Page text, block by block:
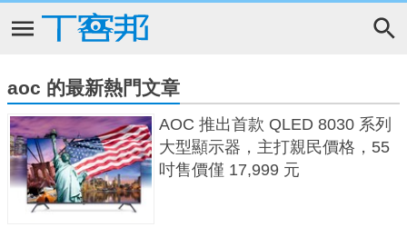
aoc 的最新熱門文章
AOC 推出首款 QLED 8030 系列
大型顯示器，主打親民價格，55
吋售價僅 17,999 元